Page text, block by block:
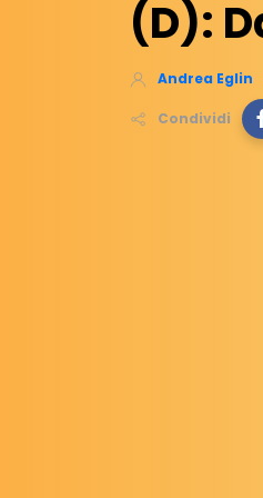
(D):
Andrea Eglin
Condividi